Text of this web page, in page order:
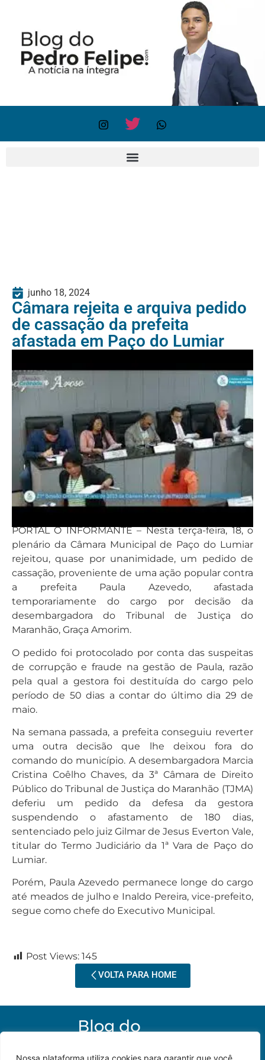
Nossa plataforma utiliza cookies para garantir que você
junho 18, 2024
Câmara rejeita e arquiva pedido
de cassação da prefeita
afastada em Paço do Lumiar
PORTAL O INFORMANTE – Nesta terça-feira, 18, o
plenário da Câmara Municipal de Paço do Lumiar
rejeitou, quase por unanimidade, um pedido de
cassação, proveniente de uma ação popular contra
a prefeita Paula Azevedo, afastada
temporariamente do cargo por decisão da
desembargadora do Tribunal de Justiça do
Maranhão, Graça Amorim.
O pedido foi protocolado por conta das suspeitas
de corrupção e fraude na gestão de Paula, razão
pela qual a gestora foi destituída do cargo pelo
período de 50 dias a contar do último dia 29 de
maio.
Na semana passada, a prefeita conseguiu reverter
uma outra decisão que lhe deixou fora do
comando do município. A desembargadora Marcia
Cristina Coêlho Chaves, da 3ª Câmara de Direito
Público do Tribunal de Justiça do Maranhão (TJMA)
deferiu um pedido da defesa da gestora
suspendendo o afastamento de 180 dias,
sentenciado pelo juiz Gilmar de Jesus Everton Vale,
titular do Termo Judiciário da 1ª Vara de Paço do
Lumiar.
Porém, Paula Azevedo permanece longe do cargo
até meados de julho e Inaldo Pereira, vice-prefeito,
segue como chefe do Executivo Municipal.
Post Views: 145
VOLTA PARA HOME